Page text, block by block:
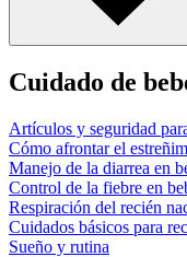
Cuidado de
Artículos y seguridad
Cómo afrontar el
Manejo de la diarrea en
Control de la fiebre en
Respiración del recién
Cuidados básicos para
Sueño y rutina